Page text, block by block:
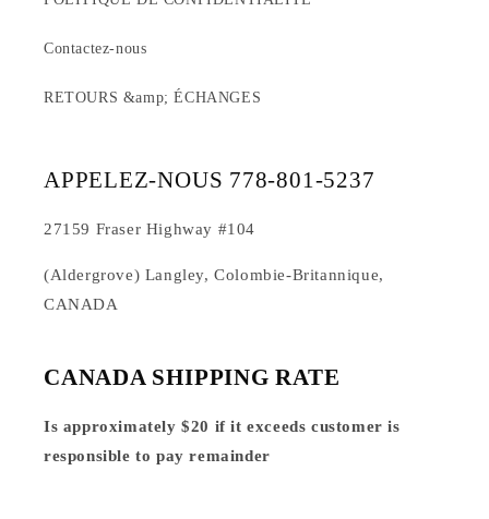
Contactez-nous
RETOURS &amp; ÉCHANGES
APPELEZ-NOUS 778-801-5237
27159 Fraser Highway #104
(Aldergrove) Langley, Colombie-Britannique,
CANADA
CANADA SHIPPING RATE
Is approximately $20 if it exceeds customer is
responsible to pay remainder